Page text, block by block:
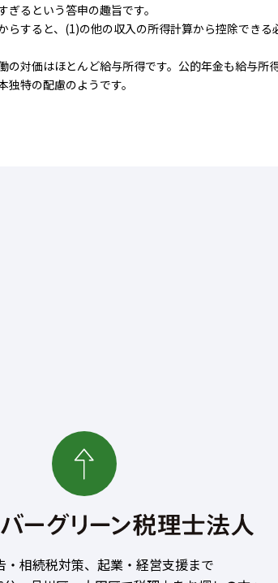
るという答申の趣旨です。
らすると、(1)の他の収入の所得計算から控除できる
の対価はほとんど給与所得です。公的年金も給与所
特の配慮のようです。
・相続税対策、起業・経営支援まで